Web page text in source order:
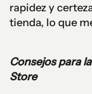
rapidez y
tienda, lo que
Consejos para
Store